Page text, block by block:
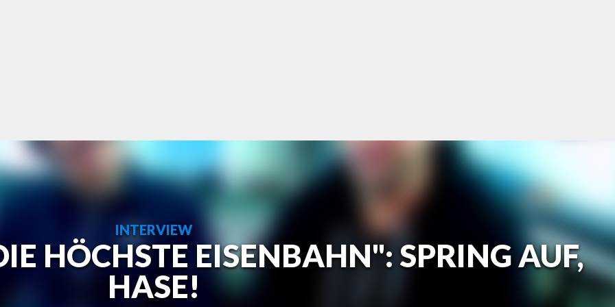
INTERVIEW
HÖCHSTE EISENBAHN": SPRING AUF,
HASE!